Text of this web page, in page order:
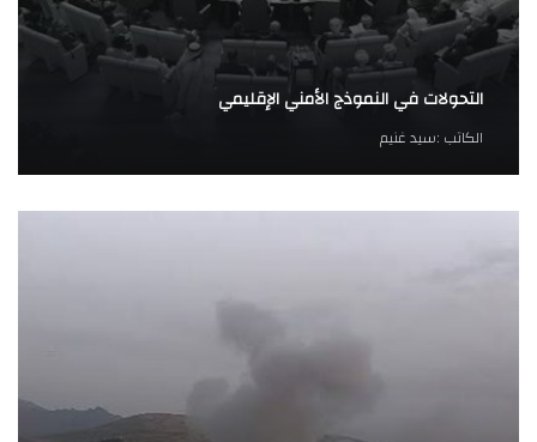
التحولات في النموذج الأمني الإقليمي
الكاتب :سيد غنيم